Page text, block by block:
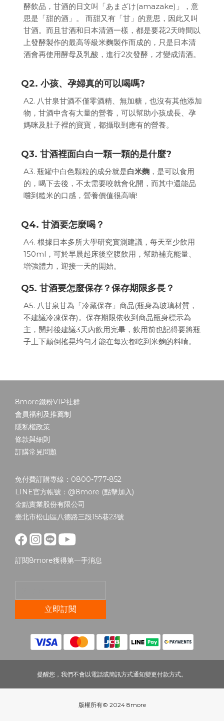
酵飲品，甘酒的日文叫「あまざけ(amazake)」，意
思是「甜的酒」。 而甜又有「甘」的意思，因此又叫
甘酒。而且甘酒和日本清酒一樣，都是要花2天時間以
上發酵製作的最高等級米麴製作而成的，只是日本清
酒會再使用酵母及乳酸，進行2次發酵，才變成清酒。
Q2. 小孩、孕婦真的可以喝嗎?
A2. 八甘泉甘酒不僅零酒精、無加糖，也沒有其他添加
物，甘酒中含有大量的營養，可以幫助小孩成長、孕
媽咪及肚子裡的寶寶，都攝取到應有的營養。
Q3. 甘酒裡面白白一顆一顆的是什麼?
A3. 瓶罐中白色顆粒的成分就是白米麴 ，是可以食用
的，喝下去後，不太需要咬就會化開，而其中還能品
嚐到糙米的口感，營養價值很高唷!
Q4. 甘酒要怎麼喝？
A4. 根據日本多所大學研究實測建議，每天至少飲用
150ml，可於早晨起床後空腹飲用，幫助補充能量、
增強體力，迎接一天的開始。
Q5. 甘酒要怎麼保存？保存期限多長？
A5. 八甘泉甘為「冷藏保存」商品(瓶身為玻璃材質，
不建議冷凍保存)。保存期限依收到商品瓶身標示為
主，開封後建議3天內飲用完畢，飲用前也記得要將瓶
子上下顛倒搖晃均勻才能在每次都吃到米麴的料唷。
8more鐵粉VIP社群
會員福利及推薦制
隱私權政策
條款與細則
訂購常見問題
免付費訂購專線：0800-777-852
LINE官方帳號：@8more (點擊加入)
金點實業股份有限公司
臺北市松山區八德路三段155巷23號
訂閱8more獲得第一手消息
立即訂閱
提醒您，我們不會以電話或簡訊方式通知變更付款方式。
版權所有© 2024 8more